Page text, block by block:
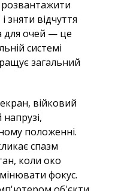
зняти відчуття
для очей — це
системі
загальний
війковий
положенні.
спазм
коли око
фокус.